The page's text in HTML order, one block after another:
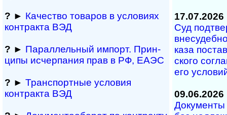
? ► Качество товаров в условиях
контракта ВЭД
? ► Параллельный им­порт. Прин­
ци­пы ис­чер­па­ния прав в РФ, ЕАЭС
? ► Транспортные условия
контракта ВЭД
17.07.2026
Суд
ка­за
с­ко­го
его
09.06.2026
Документы